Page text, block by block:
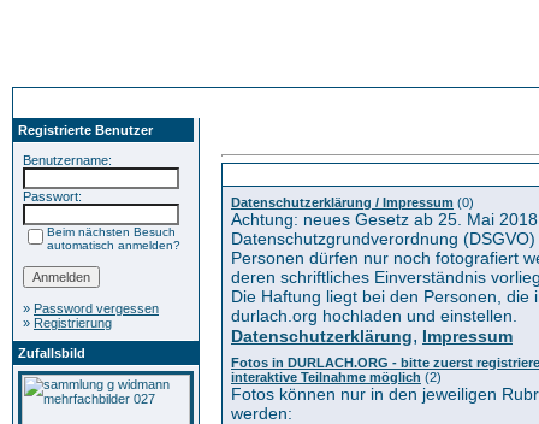
Registrierte Benutzer
Benutzername:
Passwort:
Beim nächsten Besuch
automatisch anmelden?
» Password vergessen
» Registrierung
Zufallsbild
Datenschutzerklärung / Impressum (0)
Achtung: neues Gesetz ab 25. Mai 2018
Datenschutzgrundverordnung
Personen dürfen nur noch fotografiert
deren schriftliches Einverständnis
Die Haftung liegt bei den Personen, die
durlach.org hochladen und einstellen.
Datenschutzerklärung, Impressum
Fotos in DURLACH.ORG - bitte zuerst
interaktive Teilnahme möglich (2)
Fotos können nur in den jeweiligen
werden: